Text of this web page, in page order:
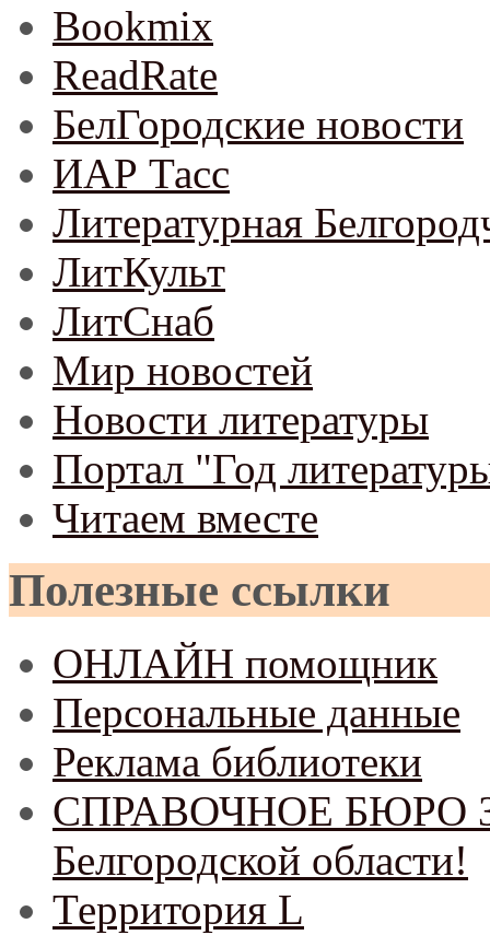
Bookmix
ReadRate
БелГородские новости
ИАР Тасс
Литературная
ЛитКульт
ЛитСнаб
Мир новостей
Новости литературы
Портал "Год
Читаем вместе
Полезные ссылки
ОНЛАЙН помощник
Персональные данные
Реклама библиотеки
СПРАВОЧНОЕ БЮРО
Белгородской области!
Территория L